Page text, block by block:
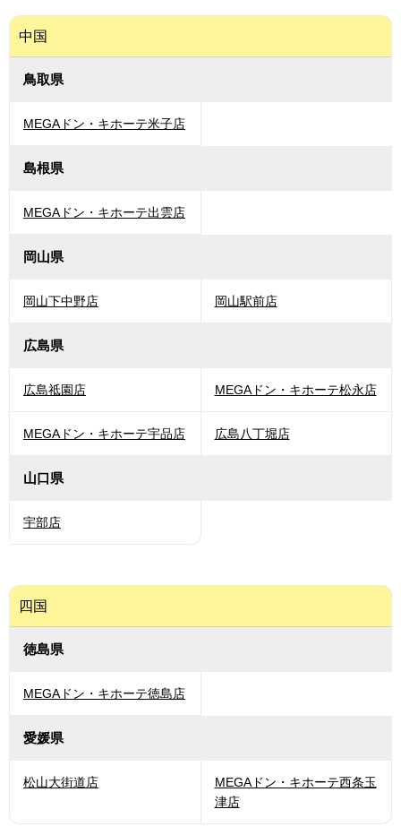
中国
鳥取県
MEGAドン・キホーテ米子店
島根県
MEGAドン・キホーテ出雲店
岡山県
岡山下中野店 岡山駅前店
広島県
広島祗園店 MEGAドン・キホーテ松永店
MEGAドン・キホーテ宇品店 広島八丁堀店
山口県
宇部店
四国
徳島県
MEGAドン・キホーテ徳島店
愛媛県
松山大街道店
MEGAドン・キホーテ西条玉
津店